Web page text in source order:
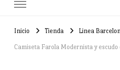
Inicio Tienda Linea
Camiseta Farola Modernista y